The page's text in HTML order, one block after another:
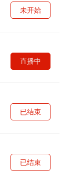
未开始
直播中
已结束
已结束